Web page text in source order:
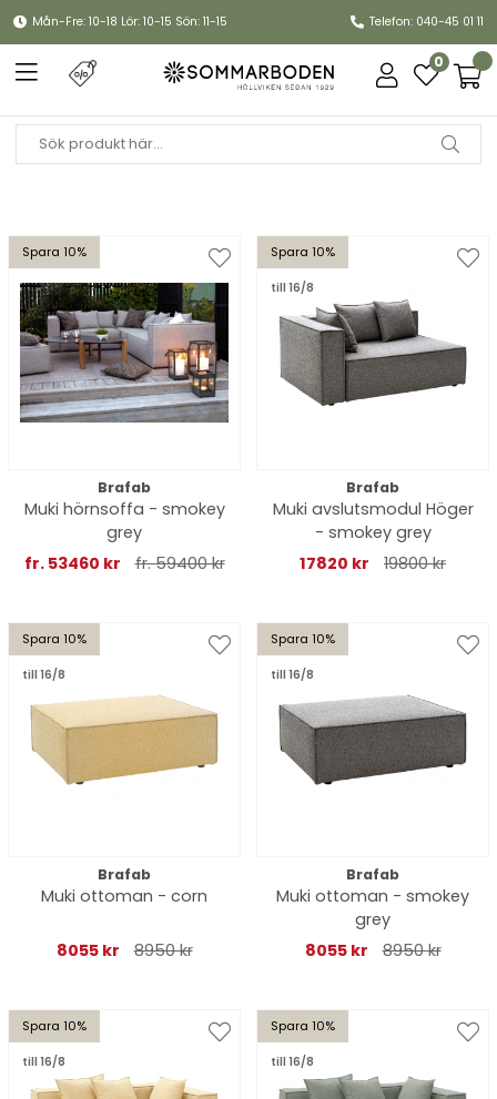
Mån-Fre: 10-18 Lör: 10-15 Sön: 11-15 Telefon: 040-45 01 11
0
Spara 10%
Brafab
Muki hörnsoffa - smokey
grey
fr. 53460 kr
fr. 59400 kr
Spara 10%
till 16/8
Brafab
Muki avslutsmodul Höger
- smokey grey
17820 kr
19800 kr
Spara 10%
till 16/8
Brafab
Muki ottoman - corn
8055 kr 8950 kr
Spara 10%
till 16/8
Brafab
Muki ottoman - smokey
grey
8055 kr
8950 kr
Spara 10%
till 16/8
Spara 10%
till 16/8